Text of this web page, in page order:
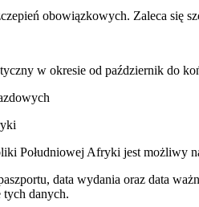
obowiązkowych. Zaleca się
w okresie od październik do
Południowej Afryki jest możliwy
data wydania oraz data
tych danych.